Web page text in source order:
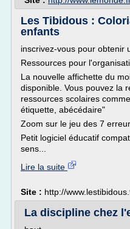
Les Tibidous :
enfants
inscrivez-vous pour obtenir
Ressources pour
La nouvelle affichette du
disponible. Vous pouvez la
ressources scolaires
étiquette, abécédaire"
Zoom sur le jeu des 7
Petit logiciel éducatif
sens...
Lire la suite
Site : http://
La discipline chez